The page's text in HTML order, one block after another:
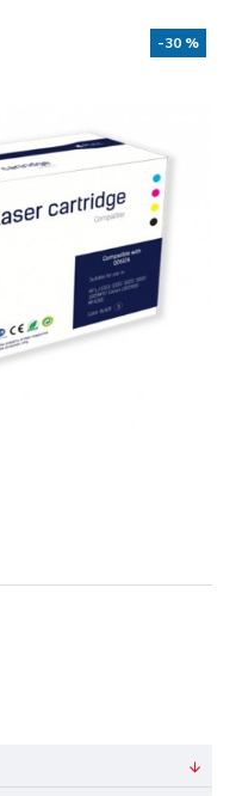
-30 %